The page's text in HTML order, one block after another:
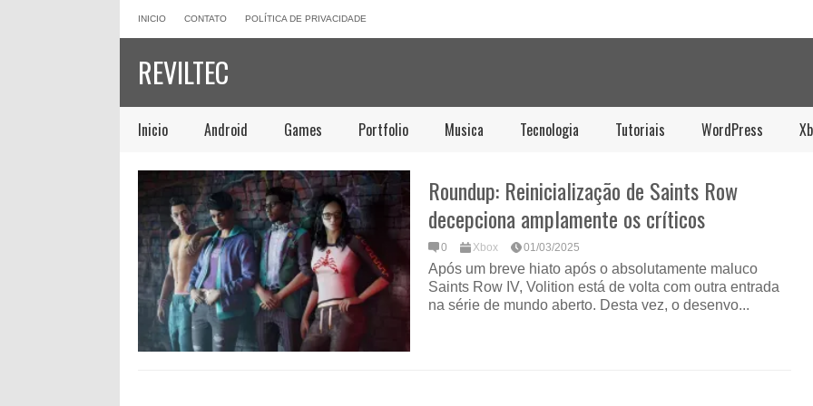
INICIO CONTATO POLÍTICA DE PRIVACIDADE
REVILTEC
Inicio Android Games Portfolio Musica Tecnologia Tutoriais WordPress
Roundup: Reinicialização de Saints Row
decepciona amplamente os críticos
0 Xbox 01/03/2025
Após um breve hiato após o absolutamente maluco
Saints Row IV, Volition está de volta com outra entrada
na série de mundo aberto. Desta vez, o desenvo...